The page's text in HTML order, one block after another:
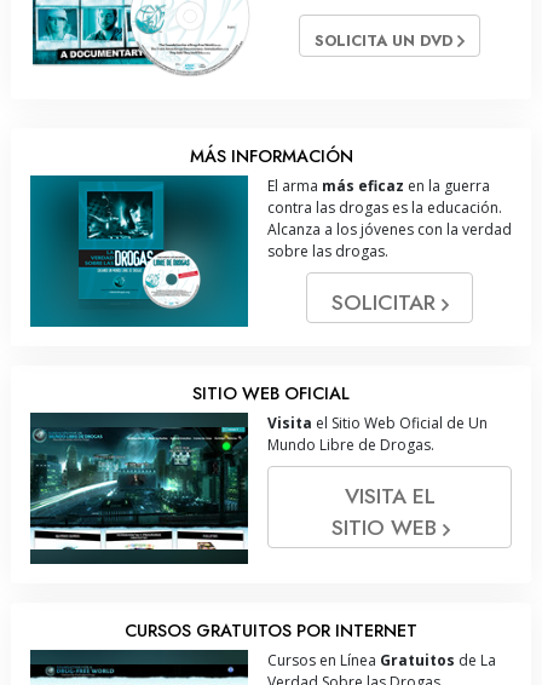
SOLICITA UN DVD
MÁS INFORMACIÓN
El arma más eficaz en la guerra
contra las drogas es la educación.
Alcanza a los jóvenes con la verdad
sobre las drogas.
SOLICITAR
SITIO WEB OFICIAL
Visita el Sitio Web Oficial de Un
Mundo Libre de Drogas.
VISITA EL
SITIO WEB
CURSOS GRATUITOS POR INTERNET
Cursos en Línea Gratuitos de La